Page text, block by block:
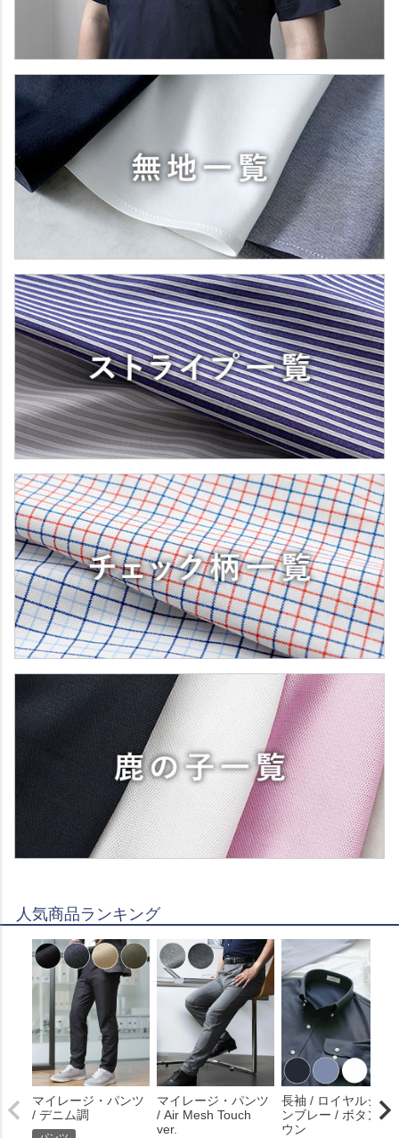
人気商品ランキング
マイレージ・パンツ
/ デニム調
マイレージ・パンツ
/ Air Mesh Touch
ver.
長袖 / ロイヤルシャ
ンブレー / ボタンダ
ウン